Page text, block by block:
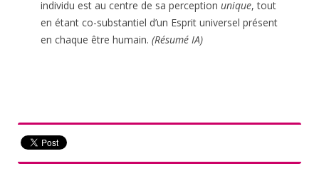
individu est au centre de sa perception unique, tout
en étant co-substantiel d’un Esprit universel présent
en chaque être humain. (Résumé IA)